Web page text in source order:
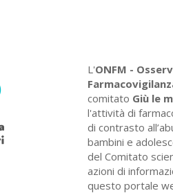
L'ONFM -
comitato Giù le
l'attività di
di contrasto
bambini e
del Comitato
azioni di
questo portale